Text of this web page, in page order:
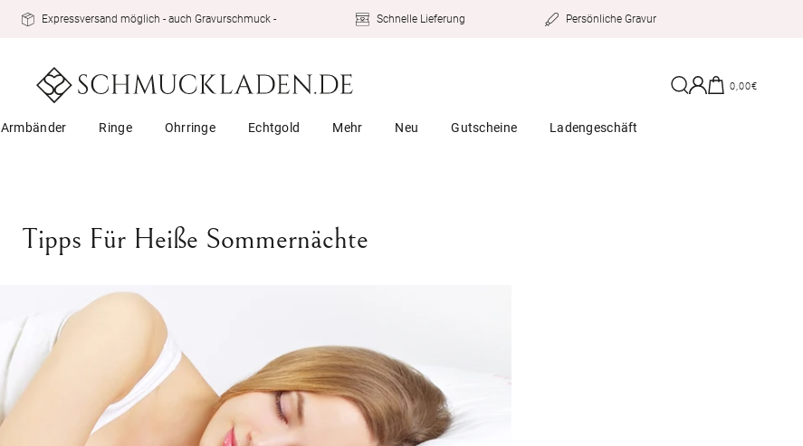
Expressversand möglich - auch Gravurschmuck - Schnelle Lieferung Persönliche Gravur
Armbänder Ringe Ohrringe Echtgold Mehr Neu Gutscheine Ladengeschäft
EinloggenWarenkorb
0,00€
Tipps Für Heiße Sommernächte